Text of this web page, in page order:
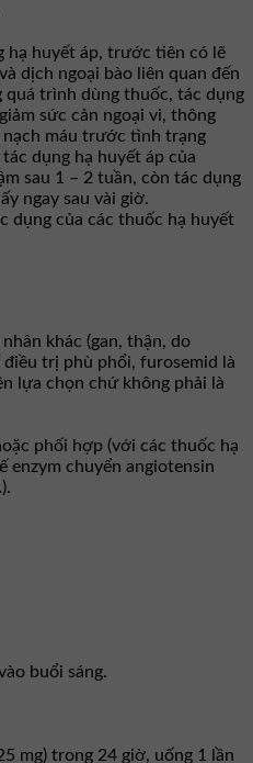
hạ huyết áp, trước tiên có lẽ
dịch ngoại bào liên quan đến
quá trình dùng thuốc, tác dụng
sức cản ngoại vi, thông
nạch máu trước tình trạng
dụng hạ huyết áp của
sau 1 – 2 tuần, còn tác dụng
ngay sau vài giờ.
dụng của các thuốc hạ huyết
khác (gan, thận, do
trị phù phổi, furosemid là
lựa chọn chứ không phải là
phối hợp (với các thuốc hạ
enzym chuyển angiotensin
buổi sáng.
mg) trong 24 giờ, uống 1 lần